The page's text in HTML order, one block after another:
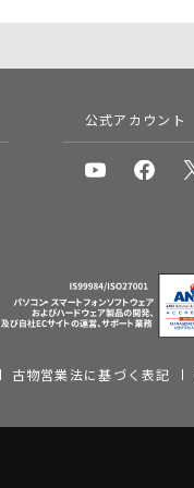
公式アカウント
古物営業法に基づく表記